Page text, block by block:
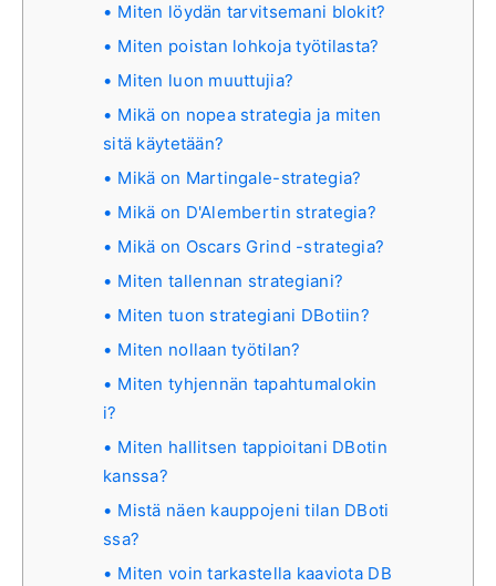
Miten löydän tarvitsemani blokit?
Miten poistan lohkoja työtilasta?
Miten luon muuttujia?
Mikä on nopea strategia ja miten
sitä käytetään?
Mikä on Martingale-strategia?
Mikä on D'Alembertin strategia?
Mikä on Oscars Grind -strategia?
Miten tallennan strategiani?
Miten tuon strategiani DBotiin?
Miten nollaan työtilan?
Miten tyhjennän tapahtumalokin
i?
Miten hallitsen tappioitani DBotin
kanssa?
Mistä näen kauppojeni tilan DBoti
ssa?
Miten voin tarkastella kaaviota DB